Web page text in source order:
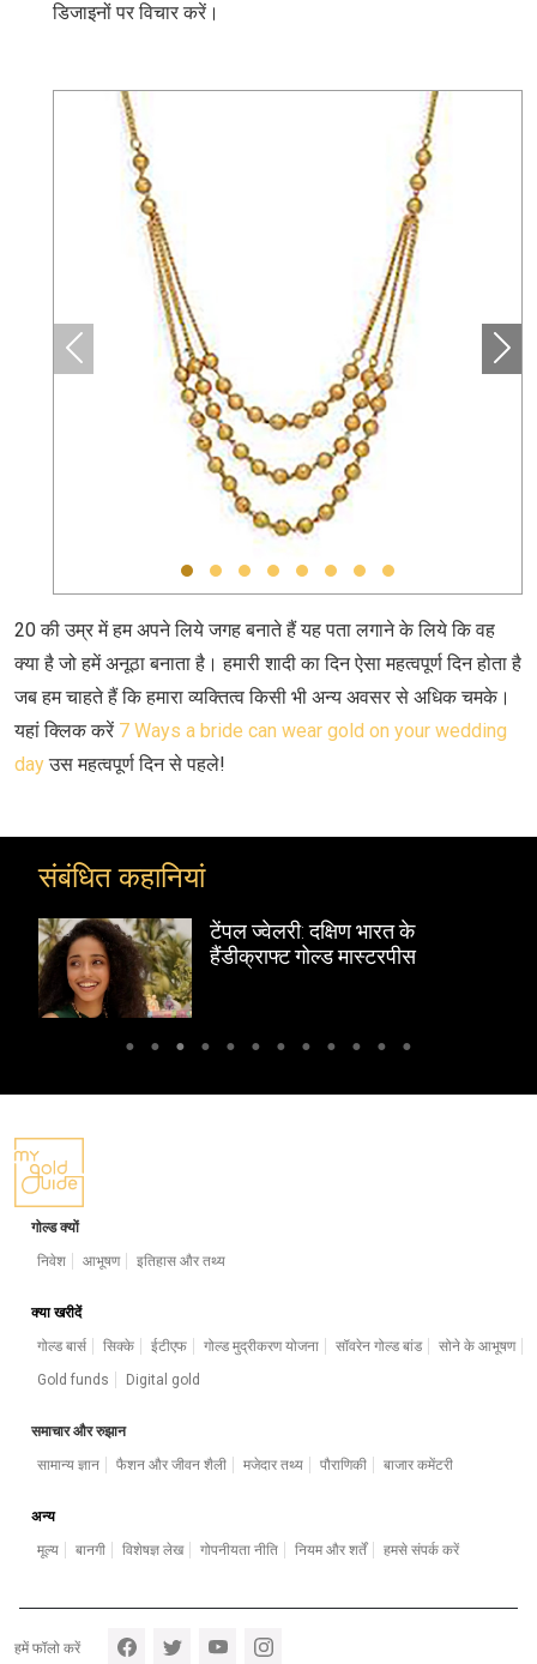
डिजाइनों पर विचार करें।
20 की उम्र में हम अपने लिये जगह बनाते हैं यह पता लगाने के लिये कि वह
क्‍या है जो हमें अनूठा बनाता है। हमारी शादी का दिन ऐसा महत्‍वपूर्ण दिन होता है
जब हम चाहते हैं कि हमारा व्यक्तित्व किसी भी अन्य अवसर से अधिक चमके।
यहां क्लिक करें 7 Ways a bride can wear gold on your wedding
dayउस महत्‍वपूर्ण दिन से पहले!
संबंधित कहानियां
टेंपल ज्वेलरी: दक्षिण भारत के
हैंडीक्राफ्ट गोल्ड मास्टरपीस
गोल्ड क्यों
निवेश
आभूषण इतिहास और तथ्य
क्या खरीदें
गोल्ड बार्स
सिक्के ईटीएफ गोल्ड मुद्रीकरण योजना सॉवरेन गोल्ड बांड
सोने के आभूषण
Gold funds
Digital gold
समाचार और रुझान
सामान्य ज्ञान
फैशन और जीवन शैली मजेदार तथ्य पौराणिकी बाजार कमेंटरी
अन्य
मूल्य
बानगी विशेषज्ञ लेख गोपनीयता नीति नियम और शर्तें हमसे संपर्क करें
Footer section 5
हमें फॉलो करें